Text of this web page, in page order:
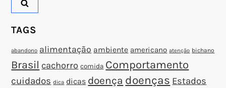
s
t
TAGS
abandono alimentação ambiente americano atenção bichano
Brasil cachorro comida Comportamento
cuidados dica dicas doença doenças Estados